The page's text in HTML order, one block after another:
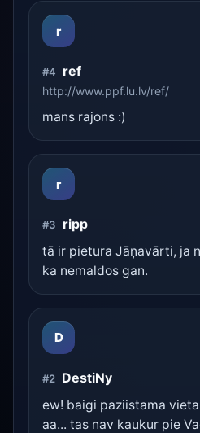
r
#4 ref
http://www.ppf.lu.lv/ref/
mans rajons :)
r
#3 ripp
tā ir pietura Jāņavārti, ja
ka nemaldos gan.
D
#2 DestiNy
ew! baigi paziistama
aa... tas nav kaukur pie